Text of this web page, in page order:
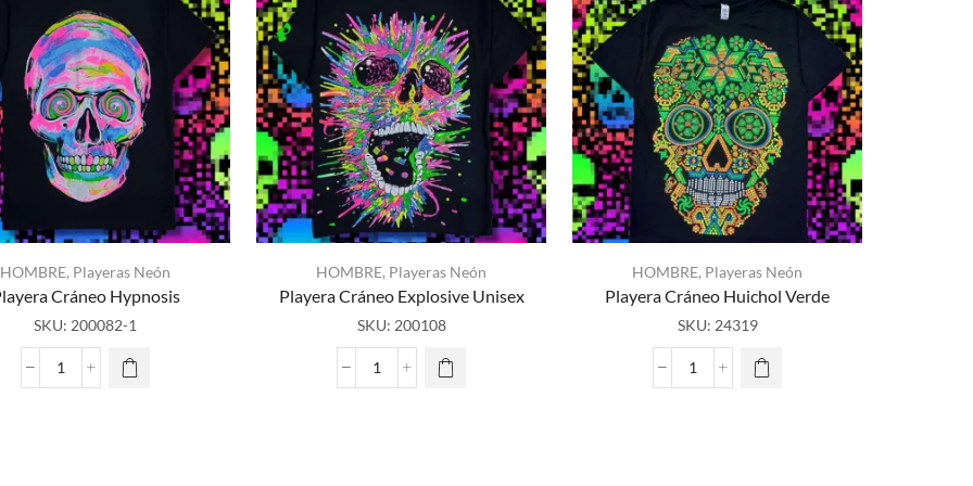
HOMBRE, Playeras Neón
Cráneo Hypnosis
SKU: 200082-1
Playera
HOMBRE, Playeras Neón
Playera Cráneo Explosive Unisex
SKU: 200108
Playera
HOMBRE, Playeras Neón
Playera Cráneo Huichol Verde
SKU: 24319
Playera